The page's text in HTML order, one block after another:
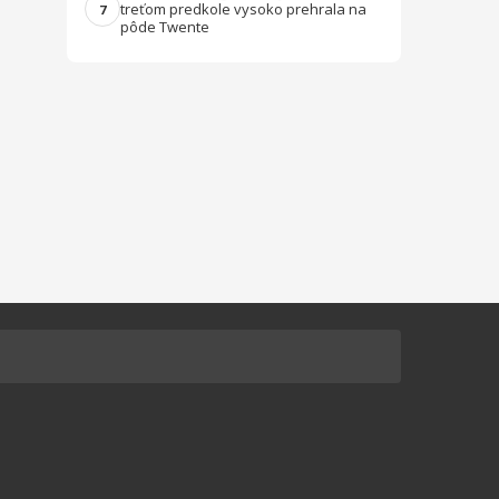
7
treťom predkole vysoko prehrala na
pôde Twente